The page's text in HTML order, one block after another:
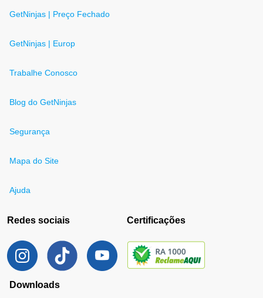
GetNinjas | Preço Fechado
GetNinjas | Europ
Trabalhe Conosco
Blog do GetNinjas
Segurança
Mapa do Site
Ajuda
Redes sociais Certificações
Downloads